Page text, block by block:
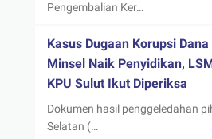
Pengembalian Ker…
Kasus Dugaan Korupsi Dana
Minsel Naik Penyidikan,
KPU Sulut Ikut Diperiksa
Dokumen hasil penggeledahan
Selatan (…